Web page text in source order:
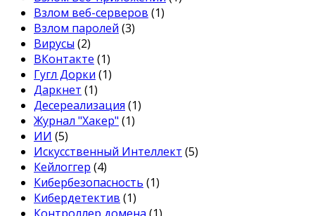
Взлом веб-серверов (1)
Взлом паролей (3)
Вирусы (2)
ВКонтакте (1)
Гугл Дорки (1)
Даркнет (1)
Десереализация (1)
Журнал "Хакер" (1)
ИИ (5)
Искусственный Интеллект (5)
Кейлоггер (4)
Кибербезопасность (1)
Кибердетектив (1)